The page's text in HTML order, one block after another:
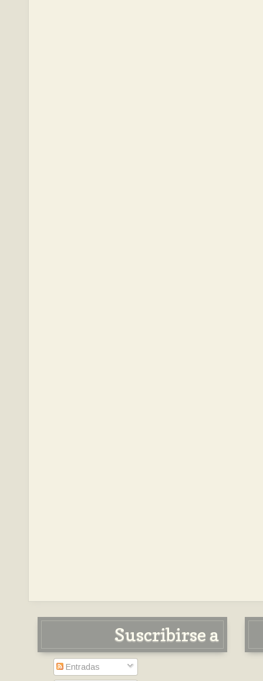
Suscribirse a
Entradas